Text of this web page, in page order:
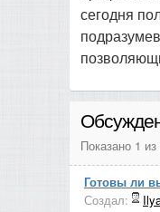
сегодня
Показано 1 из
Готовы ли
Создал: